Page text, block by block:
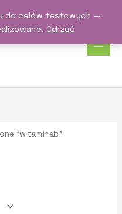
do celów testowych —
Odrzuć
“witaminab”